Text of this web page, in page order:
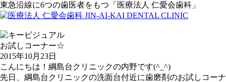
東急沿線に6つの歯医者をもつ「医療法人 仁愛会歯科」
お試しコーナー☆
2015年10月23日
こんにちは！綱島台クリニックの内野です(^_^)
先日、綱島台クリニックの洗面台付近に歯磨剤のお試しコーナ